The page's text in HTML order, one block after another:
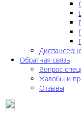
Обратная связь
Вопрос
Жалобы и
Отзывы